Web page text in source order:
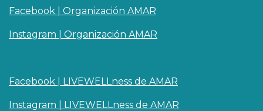
Facebook | Organización AMAR
Instagram | Organización AMAR
Facebook | LIVEWELLness de AMAR
Instagram | LIVEWELLness de AMAR